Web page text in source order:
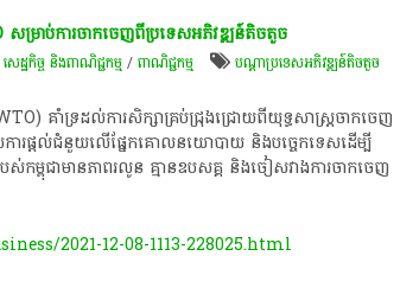
ម្រាប់​ការចាកចេញ​ពី​ប្រទេស​អភិវឌ្ឍន៍​តិចតួច
សេដ្ឋកិច្ច និងពាណិជ្ជកម្ម/ពាណិជ្ជកម្ម
បណ្តា​ប្រទេស​អភិវឌ្ឍន៍​តិច​តួច
គាំទ្រ​ដល់​ការសិក្សា​គ្រប់​ជ្រុងជ្រោយ​ពី​យុទ្ធសាស្ត្រ​ចាកចេញ​
ារផ្តល់​ជំនួយ​លើ​ផ្នែក​គោលនយោបាយ និង​បច្ចេកទេស​ដើម្បី​
ស់​កម្ពុជា​មាន​ភាពរលូន គ្មាន​ឧបសគ្គ និង​ចៀសវាង​ការចាកចេញ​
2021-12-08-1113-228025.html